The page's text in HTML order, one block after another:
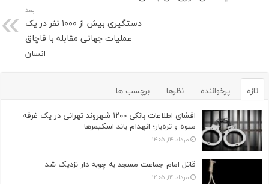
بعد
دستگیری بیش از ۱۰۰۰ نفر در یک
عملیات جهانی مقابله با قاچاق
انسان
تازه پرخواننده نظرها
برچسب ها
افشای اطلاعات بانکی ۱۲۰۰ شهروند تهرانی در یک غرفه
میوه و تره‌بار؛ انهدام باند اسکیمرها
مرداد ۱۴, ۱۴۰۵
قاتل امام جماعت مسجد به چوبه دار نزدیک شد
مرداد ۱۴, ۱۴۰۵